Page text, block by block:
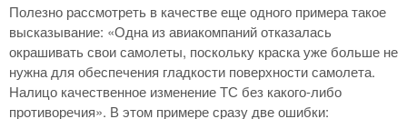
Полезно рассмотреть в качестве еще одного примера такое
высказывание: «Одна из авиакомпаний отказалась
окрашивать свои самолеты, поскольку краска уже больше не
нужна для обеспечения гладкости поверхности самолета.
Налицо качественное изменение ТС без какого-либо
противоречия». В этом примере сразу две ошибки: